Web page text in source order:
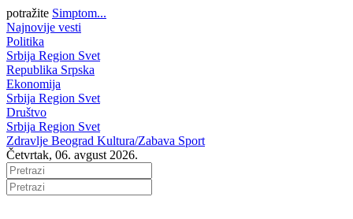
potražite Simptom...
Najnovije vesti
Politika
Srbija Region Svet
Republika Srpska
Ekonomija
Srbija Region Svet
Društvo
Srbija Region Svet
Zdravlje Beograd Kultura/Zabava Sport
Četvrtak, 06. avgust 2026.